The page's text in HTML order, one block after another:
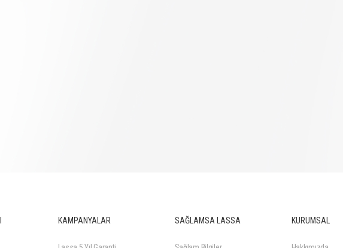
KAMPANYALAR SAĞLAMSA LASSA KURUMSAL